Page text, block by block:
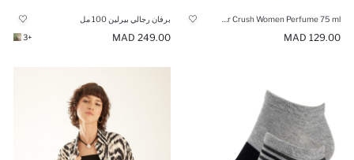
129.00 MAD
برفان رجالي بيرلين 100 مل
249.00 MAD
+3